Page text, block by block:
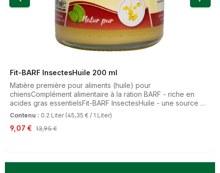
Fit-BARF InsectesHuile 200 ml
Matière première pour aliments (huile) pour
chiensComplément alimentaire à la ration BARF - riche en
acides gras essentielsFit-BARF InsectesHuile - une source de
graisses d'exceptionNotre Fit-BARF InsectesHuile de haute
qualité est extraite des larves de la mouche soldat noire
(Hermetia illucens) et offre une source supplémentaire de
des lipides et des glucides, les matières premières
Contenu : 0.2 Liter (45,35 € / 1 Liter)
Prix de vente :
9,07 € Prix régulier :
13,95 €